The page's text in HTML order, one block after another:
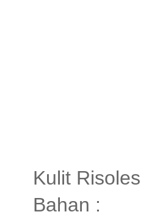
Kulit Risoles
Bahan :